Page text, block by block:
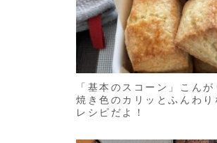
「基本のスコーン」こん
焼き色のカリッとふんわり
レシピだよ！